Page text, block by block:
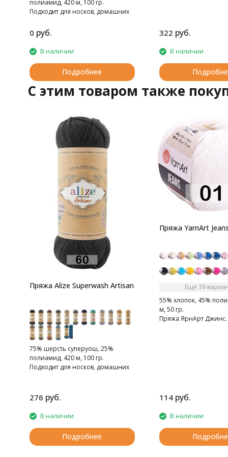
полиамид, 420 м, 100 гр.
Подходит для носков, домашних
0 руб.
В наличии
Подробнее
322 руб.
В наличии
C этим товаром также
Пряжа Alize Superwash Artisan
75% шерсть суперуош, 25%
полиамид, 420 м, 100 гр.
Подходит для носков, домашних
276 руб.
В наличии
Подробнее
Пряжа YarnArt Jeans
Ещё 39
55% хлопок, 45%
м, 50 гр.
Пряжа ЯрнАрт Джинс.
мягкая, слегка
114 руб.
В наличии